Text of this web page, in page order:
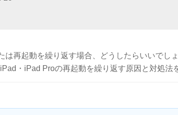
再起動を繰り返す場合、どうしたらいいでし
・iPad Proの再起動を繰り返す原因と対処法